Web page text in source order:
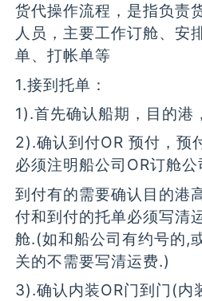
货代操作流程，是指负责
人员，主要工作订舱、安
单、打帐单等
1.接到托单：
1).首先确认船期，目的港
2).确认到付OR 预付，预
必须注明船公司OR订舱公
到付有的需要确认目的港
付和到付的托单必须写清
舱.(如和船公司有约号的,
关的不需要写清运费.)
3).确认内装OR门到门(内